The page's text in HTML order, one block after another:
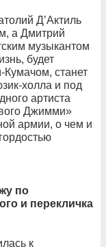
Д’Актиль
а Дмитрий
музыкантом
будет
станет
холла и под
артиста
Джимми»
армии, о чем и
по
и перекличка
к